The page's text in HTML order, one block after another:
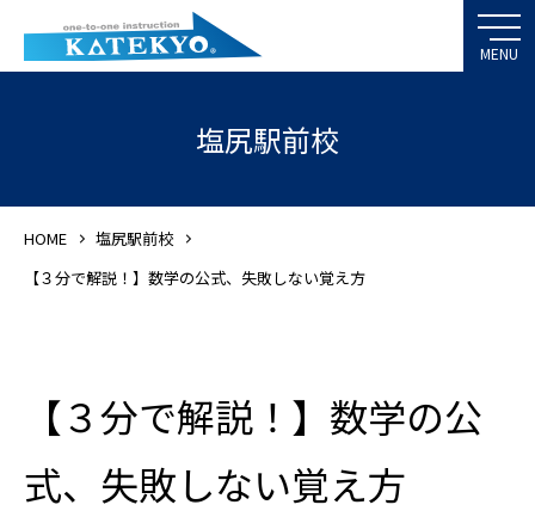
塩尻駅前校
HOME
塩尻駅前校
【３分で解説！】数学の公式、失敗しない覚え方
【３分で解説！】数学の公
式、失敗しない覚え方